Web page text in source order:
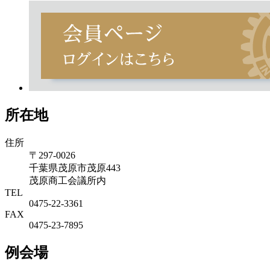
所在地
住所
〒297-0026
千葉県茂原市茂原443
茂原商工会議所内
TEL
0475-22-3361
FAX
0475-23-7895
例会場